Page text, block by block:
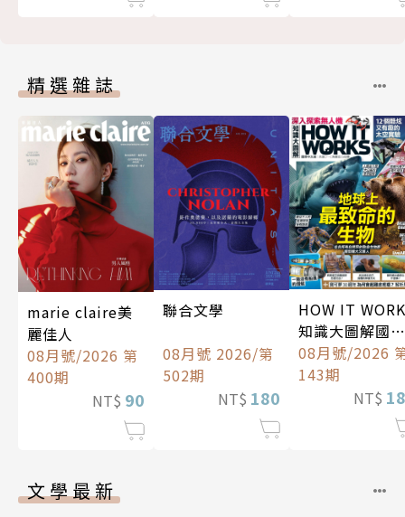
精選雜誌
marie claire美
麗佳人
08月號/2026 第
400期
NT$ 90
聯合文學
08月號 2026/第
502期
NT$ 180
HOW IT
知識大圖解國際
中文版
08月號/2026
143期
NT$
文學最新